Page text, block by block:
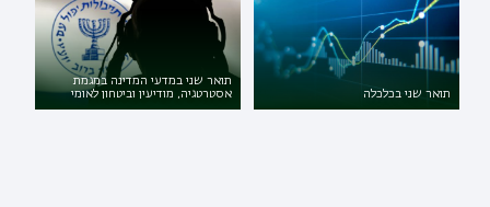
תואר שני בכלכלה
תואר שני במדעי המדינה במגמת
אסטרטגיה, מודיעין וביטחון לאומי